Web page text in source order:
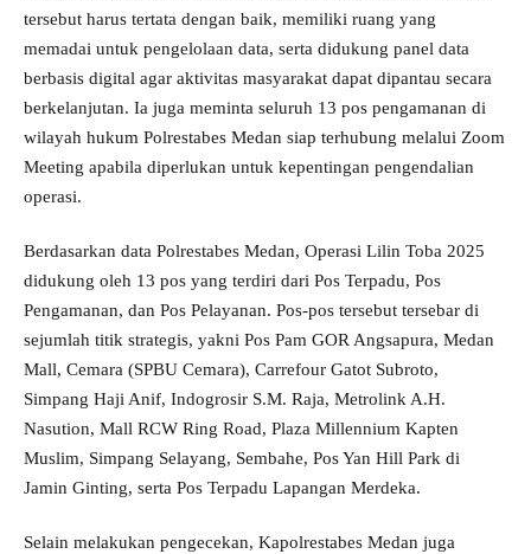
tersebut harus tertata dengan baik, memiliki ruang yang
memadai untuk pengelolaan data, serta didukung panel data
berbasis digital agar aktivitas masyarakat dapat dipantau secara
berkelanjutan. Ia juga meminta seluruh 13 pos pengamanan di
wilayah hukum Polrestabes Medan siap terhubung melalui Zoom
Meeting apabila diperlukan untuk kepentingan pengendalian
operasi.
Berdasarkan data Polrestabes Medan, Operasi Lilin Toba 2025
didukung oleh 13 pos yang terdiri dari Pos Terpadu, Pos
Pengamanan, dan Pos Pelayanan. Pos-pos tersebut tersebar di
sejumlah titik strategis, yakni Pos Pam GOR Angsapura, Medan
Mall, Cemara (SPBU Cemara), Carrefour Gatot Subroto,
Simpang Haji Anif, Indogrosir S.M. Raja, Metrolink A.H.
Nasution, Mall RCW Ring Road, Plaza Millennium Kapten
Muslim, Simpang Selayang, Sembahe, Pos Yan Hill Park di
Jamin Ginting, serta Pos Terpadu Lapangan Merdeka.
Selain melakukan pengecekan, Kapolrestabes Medan juga